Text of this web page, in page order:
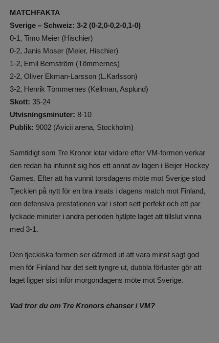
MATCHFAKTA
Sverige – Schweiz: 3-2 (0-2,0-0,2-0,1-0)
0-1, Timo Meier (Hischier)
0-2, Janis Moser (Meier, Hischier)
1-2, Emil Bemström (Tömmernes)
2-2, Oliver Ekman-Larsson (L.Karlsson)
3-2, Henrik Tömmernes (Kellman, Asplund)
Skott: 35-24
Utvisningsminuter: 8-10
Publik: 9002 (Avicii arena, Stockholm)
Samtidigt som Tre Kronor letar vidare efter VM-formen verkar
den redan ha infunnit sig hos ett annat av lagen i Beijer Hockey
Games. Efter att ha vunnit torsdagens möte mot Sverige stod
Tjeckien på nytt för en bra insats i dagens match mot Finland,
den defensiva prestationen var i stort sett perfekt och ett par
lyckade minuter i andra perioden hjälpte laget att tillslut vinna
med 3-1.
Den tjeckiska formen ser därmed ut att vara minst sagt god
men för Finland har det sett tyngre ut, dubbla förluster gör att
laget ligger sist inför morgondagens möte mot Sverige.
Vad tror du om Tre Kronors chanser i VM?